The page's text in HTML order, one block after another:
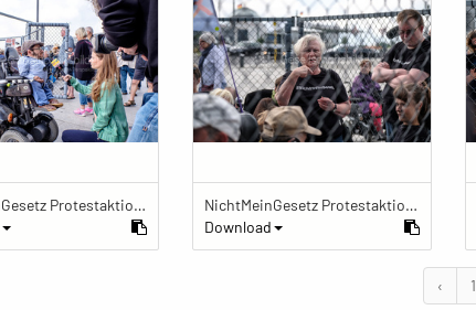
NichtMeinGesetz Protestaktion im Käfig
NichtMeinGesetz Protestaktion im Käfig
Download
‹ 1